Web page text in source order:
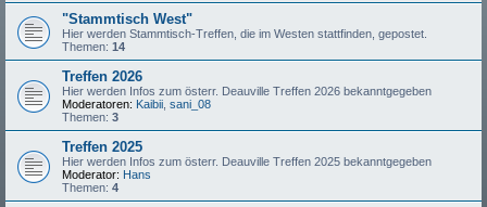
"Stammtisch West"
Hier werden Stammtisch-Treffen, die im Westen stattfinden, gepostet.
Themen: 14
Treffen 2026
Hier werden Infos zum österr. Deauville Treffen 2026 bekanntgegeben
Moderatoren: Kaibii sani_08
Themen: 3
Treffen 2025
Hier werden Infos zum österr. Deauville Treffen 2025 bekanntgegeben
Moderator: Hans
Themen: 4